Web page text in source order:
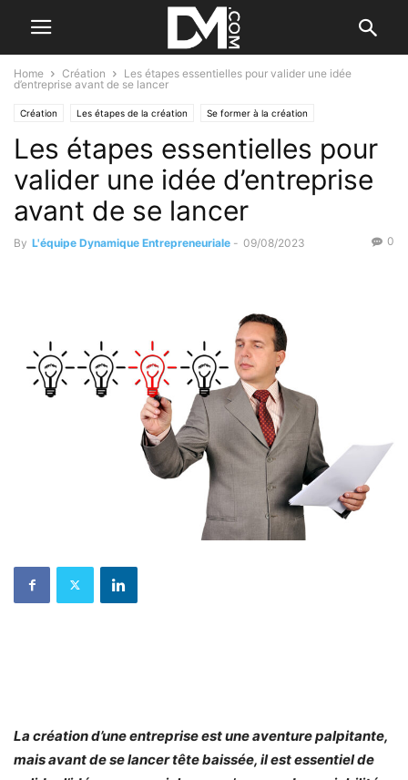
Home Création
Les étapes essentielles pour valider une idée
d’entreprise avant de se lancer
Création Les étapes de la création Se former à la création
Les étapes essentielles pour
valider une idée d’entreprise
avant de se lancer
By L'équipe Dynamique Entrepreneuriale - 09/08/2023 0
La création d’une entreprise est une aventure palpitante,
mais avant de se lancer tête baissée, il est essentiel de